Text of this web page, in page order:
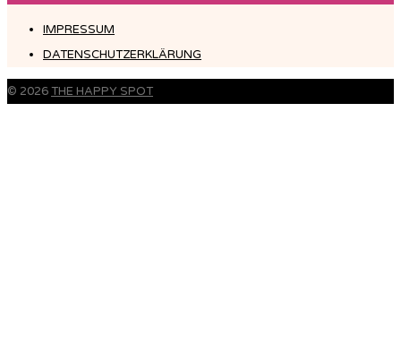
IMPRESSUM
DATENSCHUTZERKLÄRUNG
© 2026THE HAPPY SPOT